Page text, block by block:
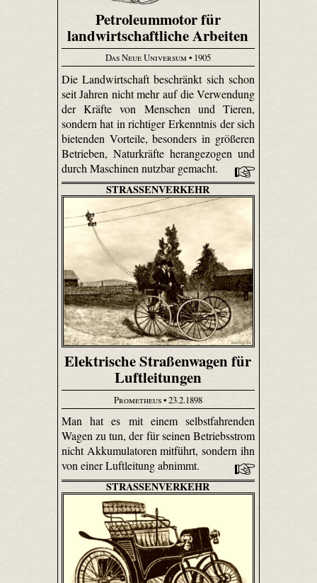
Petroleummotor für
landwirtschaftliche Arbeiten
Das Neue Universum • 1905
Die Landwirtschaft beschränkt sich schon
seit Jahren nicht mehr auf die Verwendung
der Kräfte von Menschen und Tieren,
sondern hat in richtiger Erkenntnis der sich
bietenden Vorteile, besonders in größeren
Betrieben, Naturkräfte herangezogen und
durch Maschinen nutzbar gemacht.
STRASSENVERKEHR
Elektrische Straßenwagen für
Luftleitungen
Prometheus• 23.2.1898
Man hat es mit einem selbstfahrenden
Wagen zu tun, der für seinen Betriebsstrom
nicht Akkumulatoren mitführt, sondern ihn
von einer Luftleitung abnimmt.
STRASSENVERKEHR